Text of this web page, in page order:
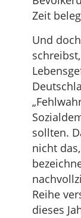
Zeit
Und
sollten.
nicht
Reihe
dieses